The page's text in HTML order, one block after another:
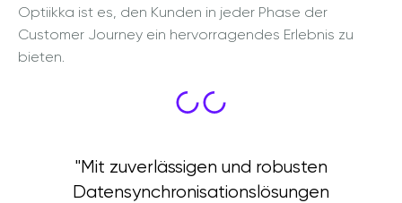
Optiikka ist es, den Kunden in jeder Phase der
Customer Journey ein hervorragendes Erlebnis zu
bieten.
"Mit zuverlässigen und robusten
Datensynchronisationslösungen